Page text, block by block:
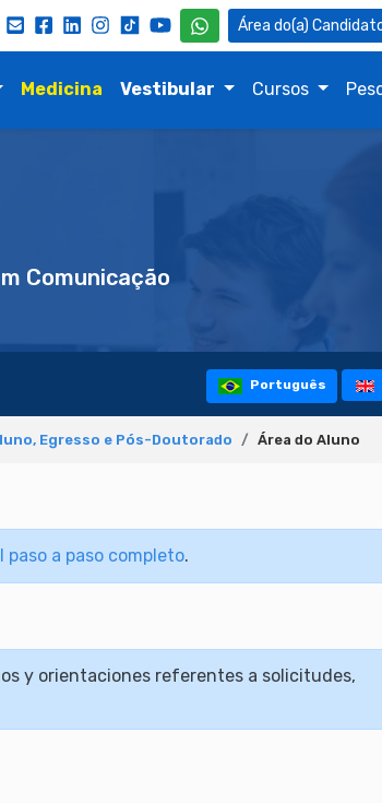
Medicina Vestibular Cursos
Comunicação
Português
Egresso e Pós-Doutorado Área do Aluno
a paso completo.
y orientaciones referentes a solicitudes,